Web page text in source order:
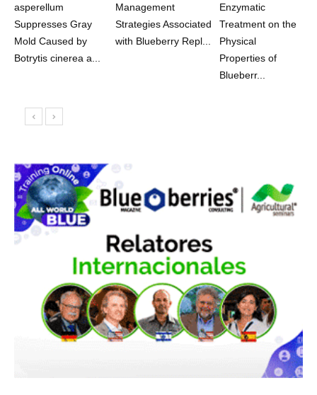
asperellum
Suppresses Gray
Mold Caused by
Botrytis cinerea a...
Management
Strategies Associated
with Blueberry Repl...
Enzymatic
Treatment on the
Physical
Properties of
Blueberr...